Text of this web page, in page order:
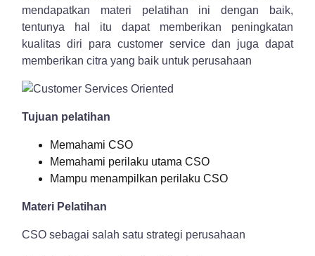
mendapatkan materi pelatihan ini dengan baik,
tentunya hal itu dapat memberikan peningkatan
kualitas diri para customer service dan juga dapat
memberikan citra yang baik untuk perusahaan
Tujuan pelatihan
Memahami CSO
Memahami perilaku utama CSO
Mampu menampilkan perilaku CSO
Materi Pelatihan
CSO sebagai salah satu strategi perusahaan